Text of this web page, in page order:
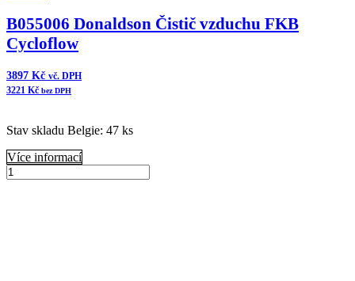
B055006 Donaldson Čistič vzduchu FKB
Cycloflow
3897 Kč vč. DPH
3221 Kč bez DPH
Stav skladu Belgie: 47 ks
Více informací
B055006